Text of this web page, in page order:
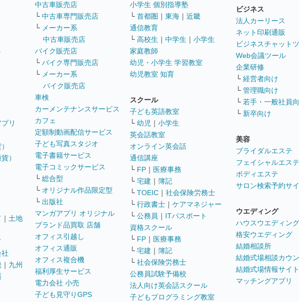
リ
）
｜ 土地
｜ 九州
中古車販売店
└ 中古車専門販売店
└ メーカー系
中古車販売店
バイク販売店
└ バイク専門販売店
└ メーカー系
バイク販売店
車検
カーメンテナンスサービス
カフェ
定額制動画配信サービス
子ども写真スタジオ
電子書籍サービス
電子コミックサービス
└ 総合型
└ オリジナル作品限定型
└ 出版社
マンガアプリ オリジナル
ブランド品買取 店舗
オフィス引越し
オフィス通販
オフィス複合機
福利厚生サービス
電力会社 小売
子ども見守りGPS
小学生 個別指導塾
└ 首都圏 ｜ 東海 ｜ 近畿
通信教育
└ 高校生 ｜ 中学生 ｜ 小学生
家庭教師
幼児・小学生 学習教室
幼児教室 知育
スクール
子ども英語教室
└ 幼児 ｜ 小学生
英会話教室
オンライン英会話
通信講座
└ FP ｜ 医療事務
└ 宅建 ｜ 簿記
└ TOEIC ｜ 社会保険労務士
└ 行政書士 ｜ ケアマネジャー
└ 公務員 ｜ ITパスポート
資格スクール
└ FP ｜ 医療事務
└ 宅建 ｜ 簿記
└ 社会保険労務士
公務員試験予備校
法人向け英会話スクール
子どもプログラミング教室
ビジネス
法人カーリース
ネット印刷通販
ビジネスチャット
Web会議ツール
企業研修
└ 経営者向け
└ 管理職向け
└ 若手・一般社員
└ 新卒向け
美容
ブライダルエステ
フェイシャルエステ
ボディエステ
サロン検索予約サ
ウエディング
ハウスウエディング
格安ウエディング
結婚相談所
結婚式場相談カウ
結婚式場情報サイト
マッチングアプリ